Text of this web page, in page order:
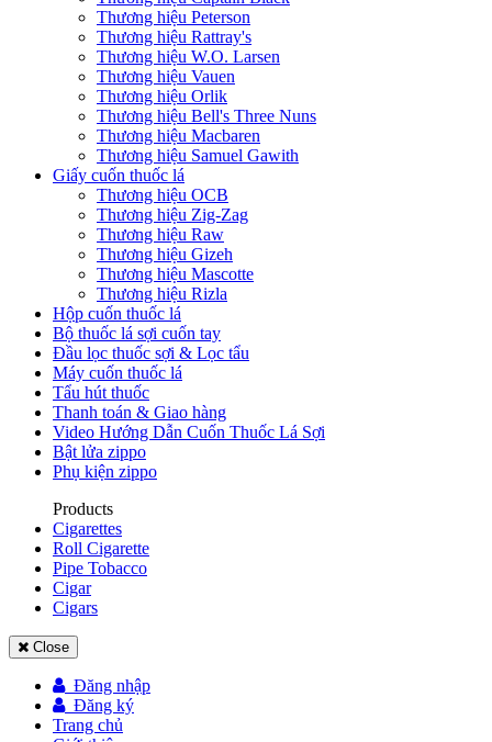
Thương hiệu Peterson
Thương hiệu Rattray's
Thương hiệu W.O. Larsen
Thương hiệu Vauen
Thương hiệu Orlik
Thương hiệu Bell's Three Nuns
Thương hiệu Macbaren
Thương hiệu Samuel Gawith
Giấy cuốn thuốc lá
Thương hiệu OCB
Thương hiệu Zig-Zag
Thương hiệu Raw
Thương hiệu Gizeh
Thương hiệu Mascotte
Thương hiệu Rizla
Hộp cuốn thuốc lá
Bộ thuốc lá sợi cuốn tay
Đầu lọc thuốc sợi & Lọc tẩu
Máy cuốn thuốc lá
Tẩu hút thuốc
Thanh toán & Giao hàng
Video Hướng Dẫn Cuốn Thuốc Lá Sợi
Bật lửa zippo
Phụ kiện zippo
Products
Cigarettes
Roll Cigarette
Pipe Tobacco
Cigar
Cigars
Close
Đăng nhập
Đăng ký
Trang chủ